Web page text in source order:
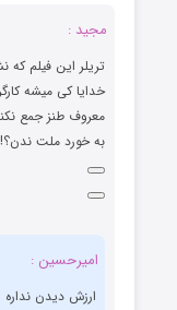
مجید :
تریلر این فیلم
خدایا کی میشه
معروف طنز جمع
به خورد ملت ندن؟!
امیرحسین :
ارزش دیدن نداره